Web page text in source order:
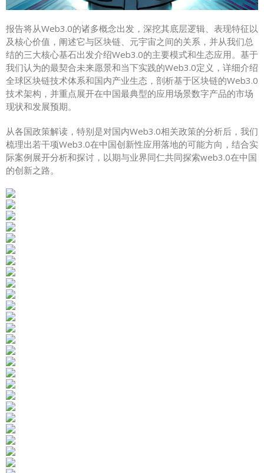
报告将从Web3.0的诸多概念出发，深挖其底层逻辑、表现特征以
及核心价值，阐述它与区块链、元宇宙之间的关系，并从我们总
结的三大核心基石出发介绍Web3.0的主要模式和生态应用。基于
我们认为的最契合未来愿景和当下实践的Web3.0定义，详细介绍
全球区块链技术体系和国内产业生态，剖析基于区块链的Web3.0
技术架构，并重点展开在中国最典型的应用场景数字产品的市场
现状和发展预期。
从各国政策解读，特别是对国内Web3.0相关政策的分析后，我们
梳理出若干项Web3.0在中国创新性应用落地的可能方向，结合实
际案例展开分析和探讨，以期与业界同仁共同探索web3.0在中国
的创新之路。